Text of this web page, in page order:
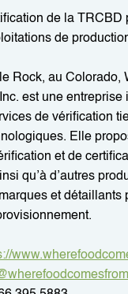
de la TRCBD
de
Rock, au Colorado,
est une entreprise
de vérification
Elle
et de
qu’à d’autres
et détaillants